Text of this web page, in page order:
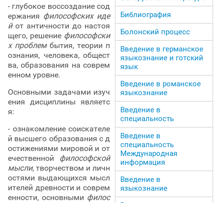
- глубокое воссоздание сод
ержания философских иде
йот античности до настоя
щего, решение философски
х проблембытия, теории п
ознания, человека, общест
ва, образования на соврем
енном уровне.
Основными задачами изуч
ения дисциплины являетс
я:
- ознакомление соискателе
й высшего образования с д
остижениями мировой и от
ечественной философской
мысли, творчеством и личн
остями выдающихся мысл
ителей древности и соврем
енности, основными филос
Библиография
Болонский процесс
Введение в германское
языкознание и готский
язык
Введение в романское
языкознание
Введение в
специальность
Введение в
специальность
Международная
информация
Введение в
языкознание